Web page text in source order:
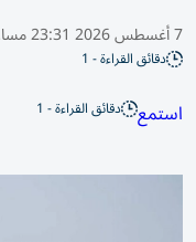
7 أغسطس 2026 23:31 مساء
دقائق القراءة - 1
استمع دقائق القراءة - 1